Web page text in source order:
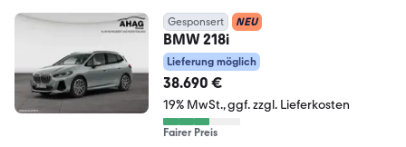
Gesponsert NEU
BMW 218i
Lieferung möglich
38.690 €
19% MwSt. ggf. zzgl. Lieferkosten
Fairer Preis